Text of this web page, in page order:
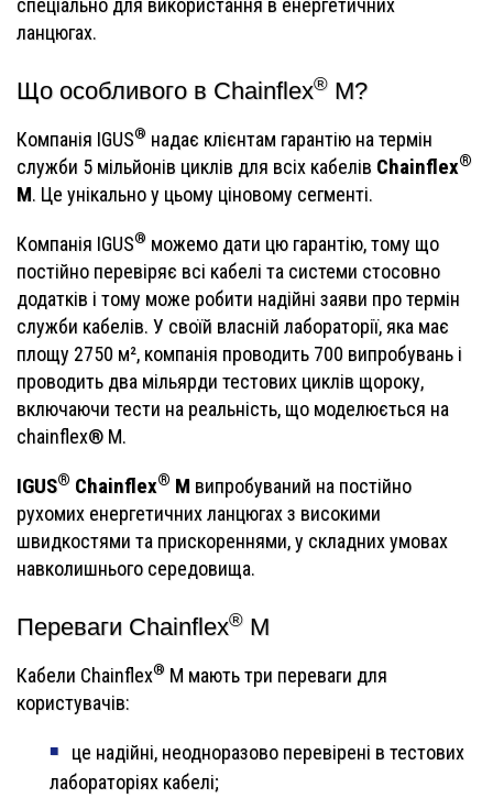
спеціально для використання в енергетичних
ланцюгах.
Що особливого в Chainflex® M?
Компанія IGUS® надає клієнтам гарантію на термін
служби 5 мільйонів циклів для всіх кабелів Chainflex®
M. Це унікально у цьому ціновому сегменті.
Компанія IGUS® можемо дати цю гарантію, тому що
постійно перевіряє всі кабелі та системи стосовно
додатків і тому може робити надійні заяви про термін
служби кабелів. У своїй власній лабораторії, яка має
площу 2750 м², компанія проводить 700 випробувань і
проводить два мільярди тестових циклів щороку,
включаючи тести на реальність, що моделюється на
chainflex® M.
IGUS® Chainflex® M випробуваний на постійно
рухомих енергетичних ланцюгах з високими
швидкостями та прискореннями, у складних умовах
навколишнього середовища.
Переваги Chainflex® M
Кабели Chainflex® M мають три переваги для
користувачів:
це надійні, неодноразово перевірені в тестових
лабораторіях кабелі;